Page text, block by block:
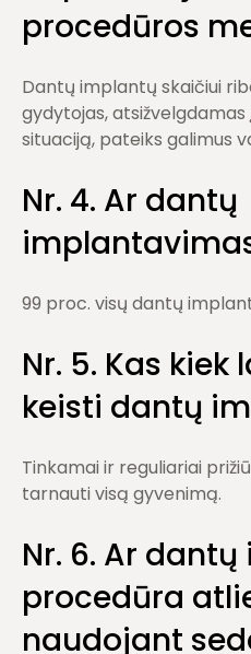
procedūros
Dantų implantų skaičiui
gydytojas, atsižvelgdamas
situaciją, pateiks galimus
Nr. 4. Ar dantų
99 proc. visų dantų
Nr. 5. Kas kiek
keisti dantų
Tinkamai ir reguliariai
tarnauti visą gyvenimą.
Nr. 6. Ar
procedūra
naudojant